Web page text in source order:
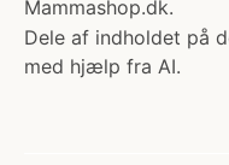
Mammashop.dk.
Dele af indholdet på
med hjælp fra AI.